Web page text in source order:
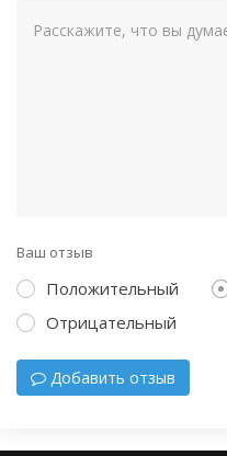
Ваш отзыв
Положительный
Отрицательный
Добавить отзыв